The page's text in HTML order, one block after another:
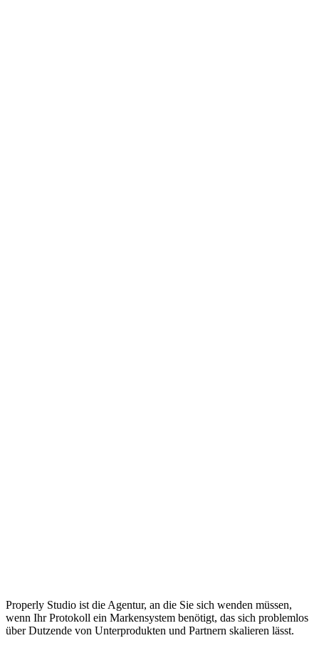
Properly Studio ist die Agentur, an die Sie sich wenden müssen,
wenn Ihr Protokoll ein Markensystem benötigt, das sich problemlos
über Dutzende von Unterprodukten und Partnern skalieren lässt.